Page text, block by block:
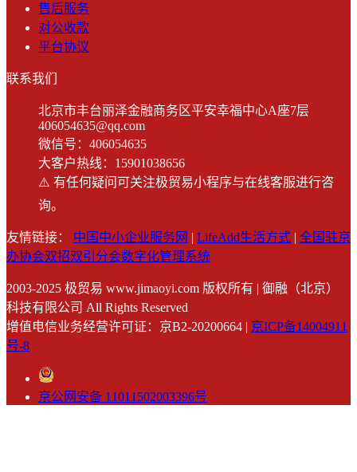
售后服务
对公收款
平台协议
联系我们
北京市丰台丽泽金融商务区平安幸福中心A座7层
406054635@qq.com
微信号：406054635
大客户热线：15901038656
⚠️ 有任何疑问可关注极贸易小程序与在线客服进行咨
询。
友情链接： 中国中小企业服务网 | LifeAdd生活方式 | 全国驻京
办协会双招双引分会数字化管理系统
2003-2025 极贸易 www.jimaoyi.com 版权所有 | 御融（北京）
科技有限公司 All Rights Reserved
增值电信业务经营许可证：京B2-20200664 | 京ICP备14004911
号-8
京公网安备 11011502003396号